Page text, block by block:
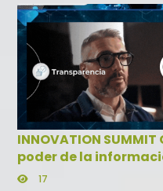
INNOVATION
poder de la
17